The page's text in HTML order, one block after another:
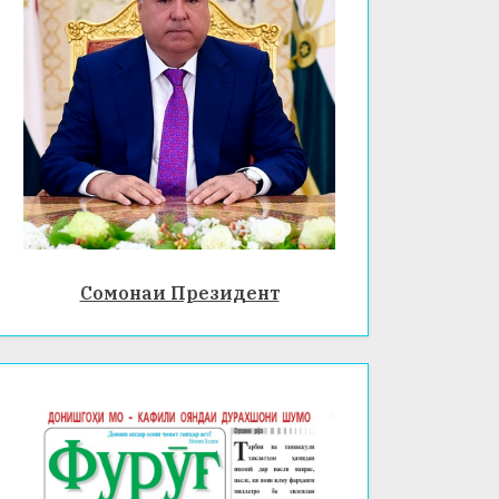
Сомонаи Президент